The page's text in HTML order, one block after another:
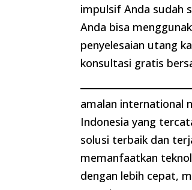
impulsif Anda sudah
Anda bisa
penyelesaian utang
konsultasi gratis
amalan international
Indonesia yang
solusi terbaik dan
memanfaatkan
dengan lebih cepat,